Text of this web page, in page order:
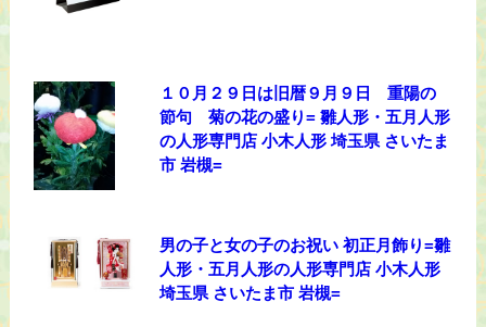
１０月２９日は旧暦９月９日 重陽の
節句 菊の花の盛り= 雛人形・五月人形
の人形専門店 小木人形 埼玉県 さいたま
市 岩槻=
男の子と女の子のお祝い 初正月飾り=雛
人形・五月人形の人形専門店 小木人形
埼玉県 さいたま市 岩槻=